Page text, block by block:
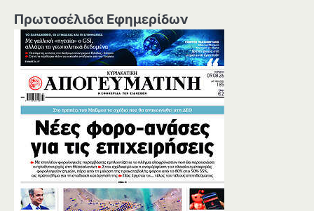
Πρωτοσέλιδα Εφημερίδων